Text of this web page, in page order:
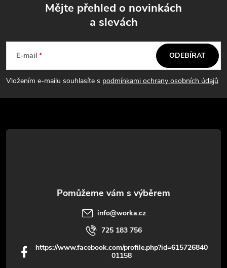
a
í
p
p
t
Mějte přehled o novinkách
a slevách
E-mail
Vložením e-mailu souhlasíte s podmínkami ochrany osobních údajů
ODEBÍRAT
info@worka.cz
725 183 756
https://www.facebook.com/profile.php?id=615726840
01158